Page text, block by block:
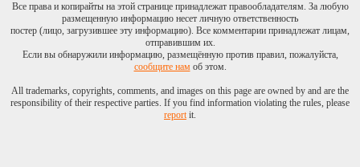
Все права и копирайты на этой странице принадлежат правообладателям. За любую
размещенную информацию несет личную ответственность
постер (лицо, загрузившее эту информацию). Все комментарии принадлежат лицам,
отправившим их.
Если вы обнаружили информацию, размещённую против правил, пожалуйста,
сообщите намоб этом.
All trademarks, copyrights, comments, and images on this page are owned by and are the
responsibility of their respective parties. If you find information violating the rules, please
reportit.